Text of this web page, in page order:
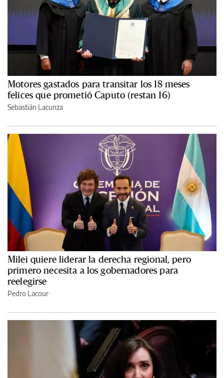
Motores gastados para transitar los 18 meses
felices que prometió Caputo (restan 16)
Sebastián Lacunza
Milei quiere liderar la derecha regional, pero
primero necesita a los gobernadores para
reelegirse
Pedro Lacour